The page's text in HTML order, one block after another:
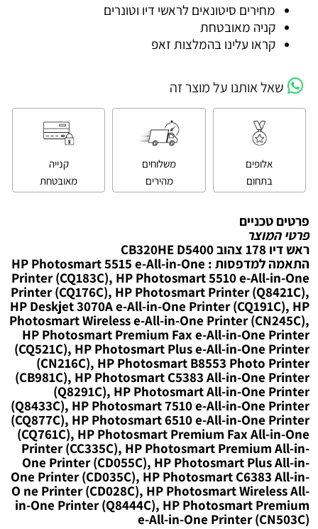
מחירים סיטונאים לראשי דיו וטונרים
קניה מאובטחת
קראו עלינו בהמלצות זאפ
שאל אותנו על מוצר זה
אלופים
בתחום
משלוחים
מהירים
קנייה
מאובטחת
פרטים טכניים
פרטי המוצר
ראש דיו 178 צהוב CB320HE D5400
התאמה למדפסות : HP Photosmart 5515 e-All-in-One
Printer (CQ183C), HP Photosmart 5510 e-All-in-One
Printer (CQ176C), HP Photosmart Printer (Q8421C),
HP Deskjet 3070A e-All-in-One Printer (CQ191C), HP
Photosmart Wireless e-All-in-One Printer (CN245C),
HP Photosmart Premium Fax e-All-in-One Printer
(CQ521C), HP Photosmart Plus e-All-in-One Printer
(CN216C), HP Photosmart B8553 Photo Printer
(CB981C), HP Photosmart C5383 All-in-One Printer
(Q8291C), HP Photosmart All-in-One Printer
(Q8433C), HP Photosmart 7510 e-All-in-One Printer
(CQ877C), HP Photosmart 6510 e-All-in-One Printer
(CQ761C), HP Photosmart Premium Fax All-in-One
Printer (CC335C), HP Photosmart Premium All-in-
One Printer (CD055C), HP Photosmart Plus All-in-
One Printer (CD035C), HP Photosmart C6383 All-in-
O ne Printer (CD028C), HP Photosmart Wireless All-
in-One Printer (Q8444C), HP Photosmart Premium
e-All-in-One Printer (CN503C)